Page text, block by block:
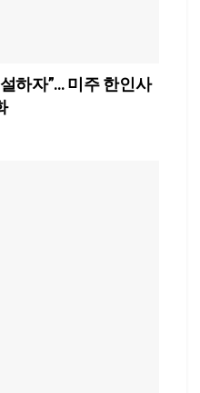
하자”… 미주 한인사